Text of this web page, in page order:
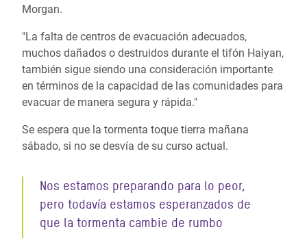
Morgan.
"La falta de centros de evacuación adecuados,
muchos dañados o destruidos durante el tifón Haiyan,
también sigue siendo una consideración importante
en términos de la capacidad de las comunidades para
evacuar de manera segura y rápida."
Se espera que la tormenta toque tierra mañana
sábado, si no se desvía de su curso actual.
Nos estamos preparando para lo peor,
pero todavía estamos esperanzados de
que la tormenta cambie de rumbo